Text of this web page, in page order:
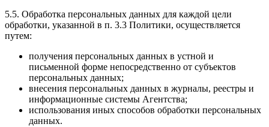
5.5. Обработка персональных данных для каждой цели
обработки, указанной в п. 3.3 Политики, осуществляется
путем:
получения персональных данных в устной и
письменной форме непосредственно от субъектов
персональных данных;
внесения персональных данных в журналы, реестры и
информационные системы Агентства;
использования иных способов обработки персональных
данных.